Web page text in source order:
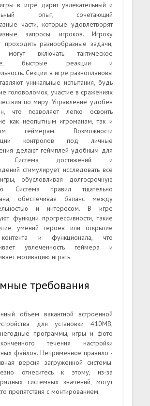
в игре дарит увлекательный и
опыт, сочетающий
части, которые удовлетворят
запросы игроков. Игроку
проходить разнообразные задачи,
могут включать тактическое
быстрые реакции и
Секции в игре разноплановы
уникальные испытания, будь
головоломок, участие в сражениях
по миру. Управление удобен
что позволяет легко освоить
как неопытным игроманам, так и
геймерам. Возможности
контролов под личные
делают геймплей удобным для
Система достижений и
стимулирует исследовать все
обусловливая долгосрочную
Система правил тщательно
обеспечивая баланс между
и интересом. В игре
функции прогрессивности, такие
умений героев или открытие
и функционала, что
увлеченность геймера и
мотивацию играть.
требования
объем вакантной встроенной
для установки 410MB,
негодные программы, игры и фото
течения настройки
файлов. Неприменное правило -
версия загруженной системы.
отнеситесь к этому, из-за
системных значений, могут
препятствия с монтированием.